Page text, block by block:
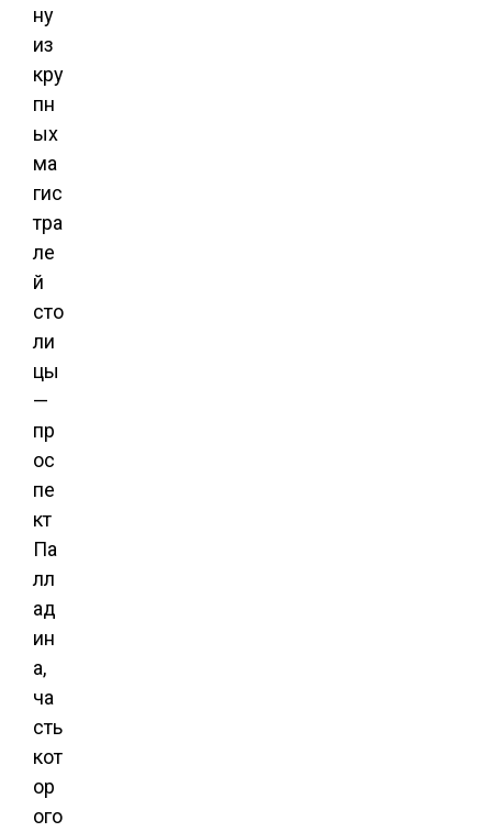
ну
из
кру
пн
ых
ма
гис
тра
ле
й
сто
ли
цы
—
пр
ос
пе
кт
Па
лл
ад
ин
а,
ча
сть
кот
ор
ого